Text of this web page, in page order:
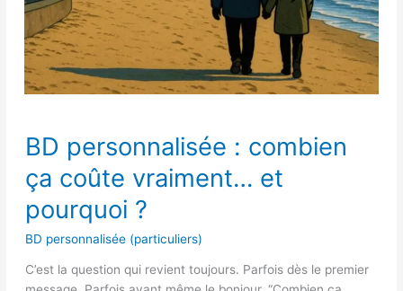
BD personnalisée : combien
ça coûte vraiment… et
pourquoi ?
BD personnalisée (particuliers)
C’est la question qui revient toujours. Parfois dès le premier
personnalisée
combien
coûte
vraiment…